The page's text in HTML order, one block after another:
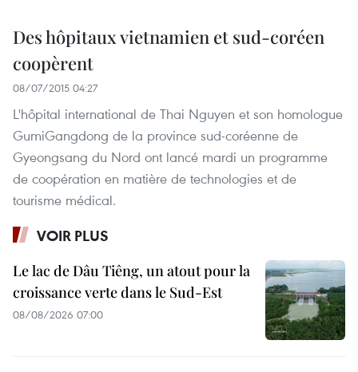
Des hôpitaux vietnamien et sud-coréen
coopèrent
08/07/2015 04:27
L'hôpital international de Thai Nguyen et son homologue
GumiGangdong de la province sud-coréenne de
Gyeongsang du Nord ont lancé mardi un programme
de coopération en matière de technologies et de
tourisme médical.
VOIR PLUS
Le lac de Dâu Tiêng, un atout pour la
croissance verte dans le Sud-Est
08/08/2026 07:00